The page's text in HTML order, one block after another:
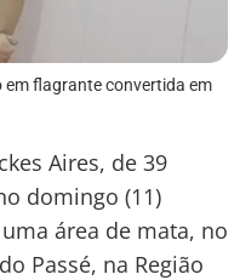
em flagrante convertida em
Aires, de 39
domingo (11)
área de mata, no
Passé, na Região